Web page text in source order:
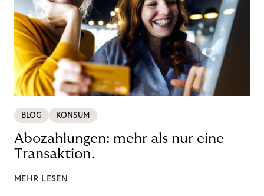
BLOG KONSUM
Abozahlungen: mehr als nur eine
Transaktion.
MEHR LESEN